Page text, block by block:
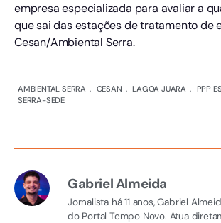
empresa especializada para avaliar a
que sai das estações de tratamento de
Cesan/Ambiental Serra.
AMBIENTAL SERRA , CESAN , LAGOA JUARA , PPP
SERRA-SEDE
Gabriel Almeida
Jornalista há 11 anos, Gabriel
do Portal Tempo Novo. Atua